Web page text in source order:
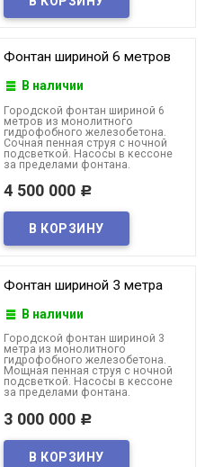
Фонтан шириной 6 метров
В наличии
Городской фонтан шириной 6
метров из монолитного
гидрофобного железобетона.
Сочная пенная струя с ночной
подсветкой. Насосы в кессоне
за пределами фонтана.
4 500 000 Р
Фонтан шириной 3 метра
В наличии
Городской фонтан шириной 3
метра из монолитного
гидрофобного железобетона.
Мощная пенная струя с ночной
подсветкой. Насосы в кессоне
за пределами фонтана.
3 000 000 Р